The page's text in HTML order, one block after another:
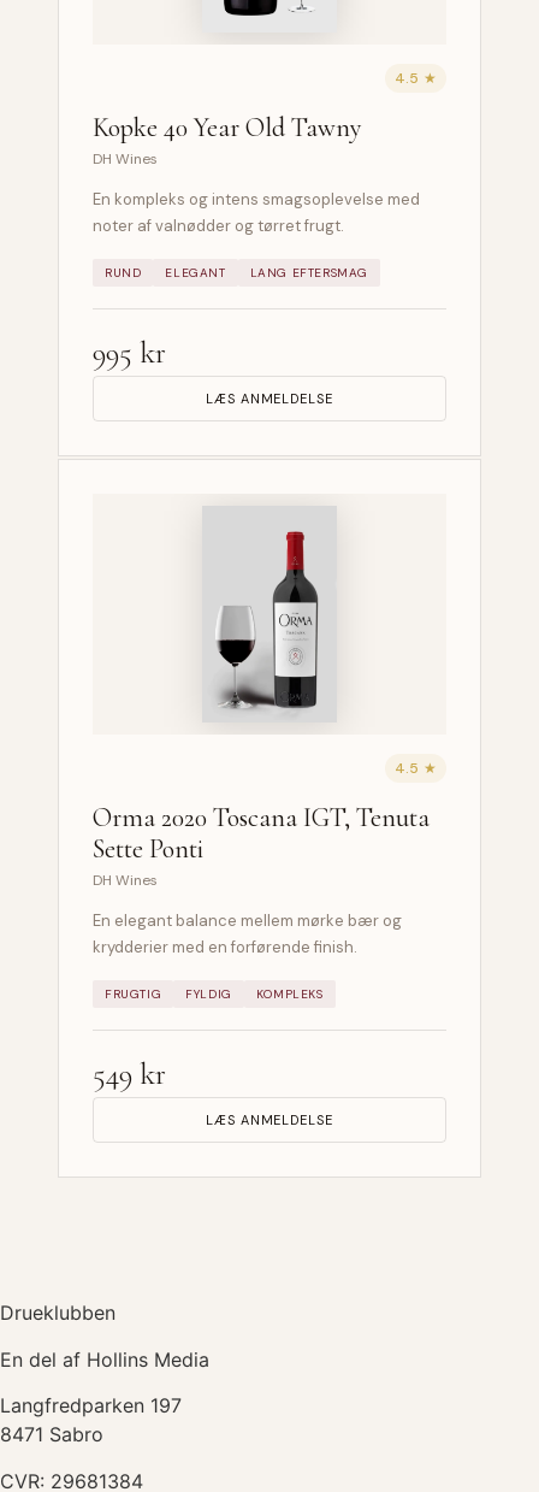
4.5 ★
Kopke 40 Year Old Tawny
DH Wines
En kompleks og intens smagsoplevelse med
noter af valnødder og tørret frugt.
RUND ELEGANT LANG EFTERSMAG
995 kr
LÆS ANMELDELSE
4.5 ★
Orma 2020 Toscana IGT, Tenuta
Sette Ponti
DH Wines
En elegant balance mellem mørke bær og
krydderier med en forførende finish.
FRUGTIG FYLDIG KOMPLEKS
549 kr
LÆS ANMELDELSE
Drueklubben
En del af Hollins Media
Langfredparken 197
8471 Sabro
CVR: 29681384